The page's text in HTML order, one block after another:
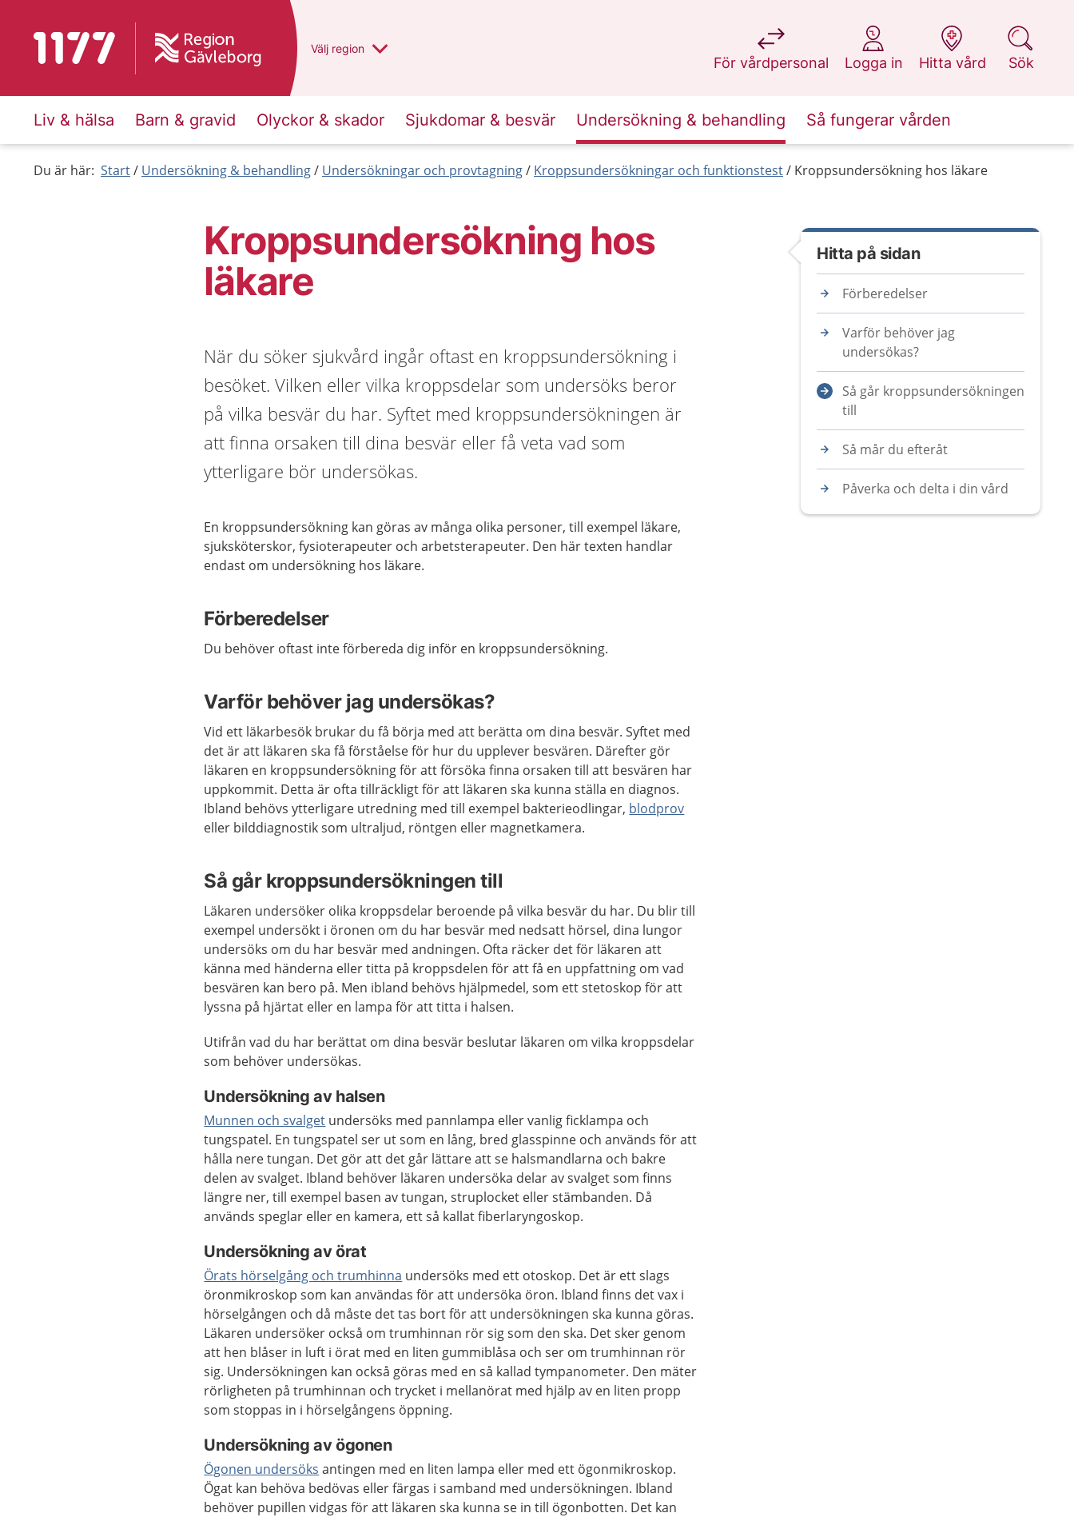
Till startsidan för 1177 Du har valt region
Välj en annan
region
För vårdpersonal
på 1177.se
Logga in
på 1177.se
Hitta vård
på 1177.se
Sök
på 1177.se
Liv & hälsa Barn & gravid Olyckor & skador Sjukdomar & besvär Undersökning & behandling Så fungerar vården
Du är här: Start Undersökning & behandling Undersökningar och provtagning Kroppsundersökningar och funktionstest Kroppsundersökning hos läkare
Kroppsundersökning hos
läkare
När du söker sjukvård ingår oftast en kroppsundersökning i
besöket. Vilken eller vilka kroppsdelar som undersöks beror
på vilka besvär du har. Syftet med kroppsundersökningen är
att finna orsaken till dina besvär eller få veta vad som
ytterligare bör undersökas.
En kroppsundersökning kan göras av många olika personer, till exempel läkare,
sjuksköterskor, fysioterapeuter och arbetsterapeuter. Den här texten handlar
endast om undersökning hos läkare.
Förberedelser
Du behöver oftast inte förbereda dig inför en kroppsundersökning.
Varför behöver jag undersökas?
Vid ett läkarbesök brukar du få börja med att berätta om dina besvär. Syftet med
det är att läkaren ska få förståelse för hur du upplever besvären. Därefter gör
läkaren en kroppsundersökning för att försöka finna orsaken till att besvären har
uppkommit. Detta är ofta tillräckligt för att läkaren ska kunna ställa en diagnos.
Ibland behövs ytterligare utredning med till exempel bakterieodlingar, blodprov
eller bilddiagnostik som ultraljud, röntgen eller magnetkamera.
Så går kroppsundersökningen till
Läkaren undersöker olika kroppsdelar beroende på vilka besvär du har. Du blir till
exempel undersökt i öronen om du har besvär med nedsatt hörsel, dina lungor
undersöks om du har besvär med andningen. Ofta räcker det för läkaren att
känna med händerna eller titta på kroppsdelen för att få en uppfattning om vad
besvären kan bero på. Men ibland behövs hjälpmedel, som ett stetoskop för att
lyssna på hjärtat eller en lampa för att titta i halsen.
Utifrån vad du har berättat om dina besvär beslutar läkaren om vilka kroppsdelar
som behöver undersökas.
Undersökning av halsen
Munnen och svalget undersöks med pannlampa eller vanlig ficklampa och
tungspatel. En tungspatel ser ut som en lång, bred glasspinne och används för att
hålla nere tungan. Det gör att det går lättare att se halsmandlarna och bakre
delen av svalget. Ibland behöver läkaren undersöka delar av svalget som finns
längre ner, till exempel basen av tungan, struplocket eller stämbanden. Då
används speglar eller en kamera, ett så kallat fiberlaryngoskop.
Undersökning av örat
Örats hörselgång och trumhinna undersöks med ett otoskop. Det är ett slags
öronmikroskop som kan användas för att undersöka öron. Ibland finns det vax i
hörselgången och då måste det tas bort för att undersökningen ska kunna göras.
Läkaren undersöker också om trumhinnan rör sig som den ska. Det sker genom
att hen blåser in luft i örat med en liten gummiblåsa och ser om trumhinnan rör
sig. Undersökningen kan också göras med en så kallad tympanometer. Den mäter
rörligheten på trumhinnan och trycket i mellanörat med hjälp av en liten propp
som stoppas in i hörselgångens öppning.
Undersökning av ögonen
Ögonen undersöks antingen med en liten lampa eller med ett ögonmikroskop.
Ögat kan behöva bedövas eller färgas i samband med undersökningen. Ibland
behöver pupillen vidgas för att läkaren ska kunna se in till ögonbotten. Det kan
Hitta på sidan
Förberedelser
Varför behöver jag
undersökas?
Så går kroppsundersökningen
till
Så mår du efteråt
Påverka och delta i din vård